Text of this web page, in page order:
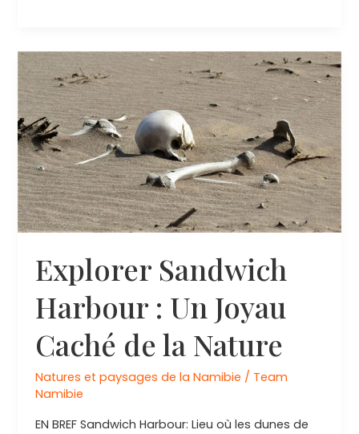
un
voyage
au
cœur
d’un
paysage
surréaliste
Explorer Sandwich
Harbour : Un Joyau
Caché de la Nature
Natures et paysages de la Namibie / Team
Namibie
EN BREF Sandwich Harbour: Lieu où les dunes de